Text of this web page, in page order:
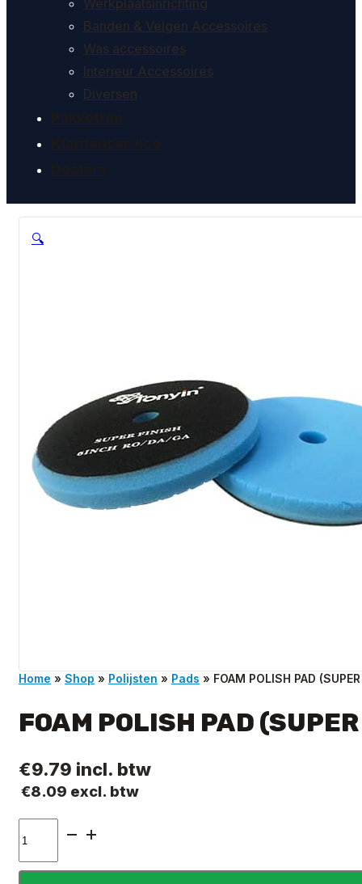
Werkplaatsinrichting
Banden & Velgen Accessoires
Was accessoires
Interieur Accessoires
Diversen
🔍
Home » Shop » Polijsten » Pads » FOAM POLISH PAD
FOAM POLISH PAD
€9.79 incl. btw
€8.09 excl. btw
POLISH
PAD
(SUPER